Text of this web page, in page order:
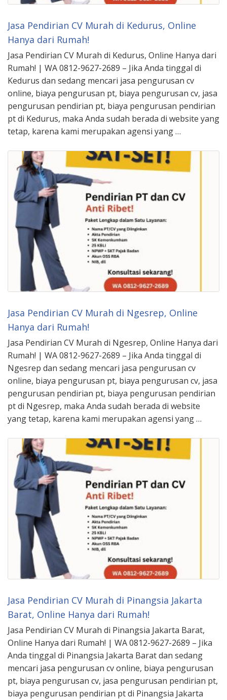
Jasa Pendirian CV Murah di Kedurus, Online
Hanya dari Rumah!
Jasa Pendirian CV Murah di Kedurus, Online Hanya dari
Rumah! | WA 0812-9627-2689 – Jika Anda tinggal di
Kedurus dan sedang mencari jasa pengurusan cv
online, biaya pengurusan pt, biaya pengurusan cv, jasa
pengurusan pendirian pt, biaya pengurusan pendirian
pt di Kedurus, maka Anda sudah berada di website yang
tetap, karena kami merupakan agensi yang …
Jasa Pendirian CV Murah di Ngesrep, Online
Hanya dari Rumah!
Jasa Pendirian CV Murah di Ngesrep, Online Hanya dari
Rumah! | WA 0812-9627-2689 – Jika Anda tinggal di
Ngesrep dan sedang mencari jasa pengurusan cv
online, biaya pengurusan pt, biaya pengurusan cv, jasa
pengurusan pendirian pt, biaya pengurusan pendirian
pt di Ngesrep, maka Anda sudah berada di website
yang tetap, karena kami merupakan agensi yang …
Jasa Pendirian CV Murah di Pinangsia Jakarta
Barat, Online Hanya dari Rumah!
Jasa Pendirian CV Murah di Pinangsia Jakarta Barat,
Online Hanya dari Rumah! | WA 0812-9627-2689 – Jika
Anda tinggal di Pinangsia Jakarta Barat dan sedang
mencari jasa pengurusan cv online, biaya pengurusan
pt, biaya pengurusan cv, jasa pengurusan pendirian pt,
biaya pengurusan pendirian pt di Pinangsia Jakarta